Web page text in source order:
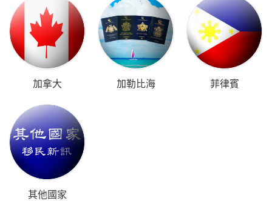
加拿大 加勒比海 菲律賓
其他國家